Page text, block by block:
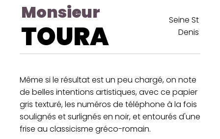
Monsieur
TOURA
Seine St
Denis
Même si le résultat est un peu chargé, on note
de belles intentions artistiques, avec ce papier
gris texturé, les numéros de téléphone à la fois
soulignés et surlignés en noir, et entourés d'une
frise au classicisme gréco-romain.